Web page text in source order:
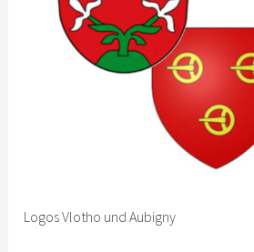
Logos Vlotho und Aubigny